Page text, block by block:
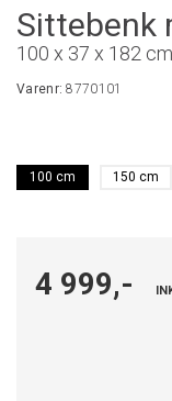
Sittebenk
100 x 37 x 182
Varenr:8770101
100 cm 150 cm
4 999,-